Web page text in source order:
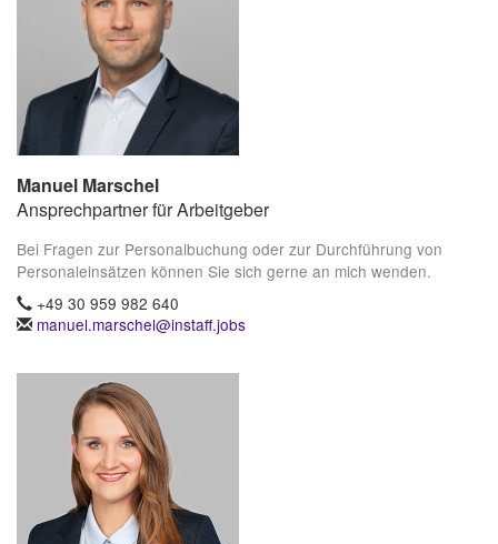
Manuel Marschel
Ansprechpartner für Arbeitgeber
Bei Fragen zur Personalbuchung oder zur Durchführung von
Personaleinsätzen können Sie sich gerne an mich wenden.
+49 30 959 982 640
manuel.marschel@instaff.jobs